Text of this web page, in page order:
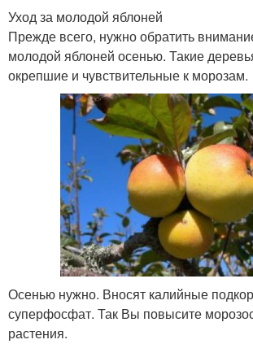
Уход за молодой яблоней
Прежде всего, нужно обратить
молодой яблоней осенью. Такие
окрепшие и чувствительные к морозам.
Осенью нужно. Вносят калийные
суперфосфат. Так Вы повысите
растения.